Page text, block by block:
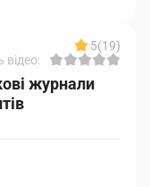
5(19)
відео:
журнали